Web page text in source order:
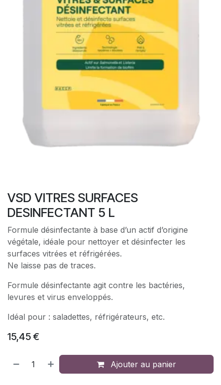
VSD VITRES SURFACES
DESINFECTANT 5 L
Formule désinfectante à base d’un actif d’origine
végétale, idéale pour nettoyer et désinfecter les
surfaces vitrées et réfrigérées.
Ne laisse pas de traces.
Formule désinfectante agit contre les bactéries,
levures et virus enveloppés.
Idéal pour : saladettes, réfrigérateurs, etc.
15,45 €
Ajouter au panier